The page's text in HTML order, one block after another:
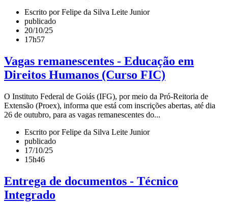
Escrito por Felipe da Silva Leite Junior
publicado
20/10/25
17h57
Vagas remanescentes - Educação em
Direitos Humanos (Curso FIC)
O Instituto Federal de Goiás (IFG), por meio da Pró-Reitoria de
Extensão (Proex), informa que está com inscrições abertas, até dia
26 de outubro, para as vagas remanescentes do...
Escrito por Felipe da Silva Leite Junior
publicado
17/10/25
15h46
Entrega de documentos - Técnico
Integrado